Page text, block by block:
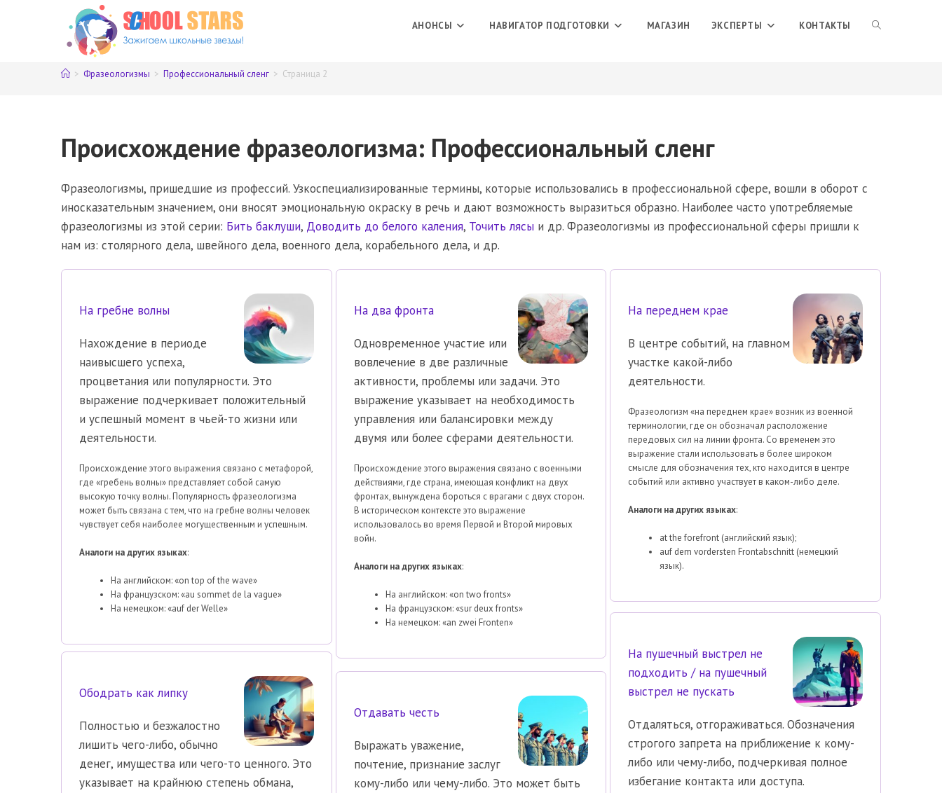
АНОНСЫ НАВИГАТОР ПОДГОТОВКИ МАГАЗИН ЭКСПЕРТЫ КОНТАКТЫ ПЕРЕКЛЮЧИТЬ
> Фразеологизмы > Профессиональный сленг > Страница 2
Происхождение фразеологизма: Профессиональный сленг
Фразеологизмы, пришедшие из профессий. Узкоспециализированные термины, которые использовались в профессиональной сфере, вошли в оборот с
иносказательным значением, они вносят эмоциональную окраску в речь и дают возможность выразиться образно. Наиболее часто употребляемые
фразеологизмы из этой серии: Бить баклуши, Доводить до белого каления, Точить лясы и др. Фразеологизмы из профессиональной сферы пришли к
нам из: столярного дела, швейного дела, военного дела, корабельного дела, и др.
На гребне волны
Нахождение в периоде
наивысшего успеха,
процветания или популярности. Это
выражение подчеркивает положительный
и успешный момент в чьей-то жизни или
деятельности.
Происхождение этого выражения связано с метафорой,
где «гребень волны» представляет собой самую
высокую точку волны. Популярность фразеологизма
может быть связана с тем, что на гребне волны человек
чувствует себя наиболее могущественным и успешным.
Аналоги на других языках:
На английском: «on top of the wave»
На французском: «au sommet de la vague»
На немецком: «auf der Welle»
На два фронта
Одновременное участие или
вовлечение в две различные
активности, проблемы или задачи. Это
выражение указывает на необходимость
управления или балансировки между
двумя или более сферами деятельности.
Происхождение этого выражения связано с военными
действиями, где страна, имеющая конфликт на двух
фронтах, вынуждена бороться с врагами с двух сторон.
В историческом контексте это выражение
использовалось во время Первой и Второй мировых
войн.
Аналоги на других языках:
На английском: «on two fronts»
На французском: «sur deux fronts»
На немецком: «an zwei Fronten»
На переднем крае
В центре событий, на главном
участке какой-либо
деятельности.
Фразеологизм «на переднем крае» возник из военной
терминологии, где он обозначал расположение
передовых сил на линии фронта. Со временем это
выражение стали использовать в более широком
смысле для обозначения тех, кто находится в центре
событий или активно участвует в каком-либо деле.
Аналоги на других языках:
at the forefront (английский язык);
auf dem vordersten Frontabschnitt (немецкий
язык).
На пушечный выстрел не
подходить / на пушечный
выстрел не пускать
Отдаляться, отгораживаться. Обозначения
строгого запрета на приближение к кому-
либо или чему-либо, подчеркивая полное
избегание контакта или доступа.
Ободрать как липку
Полностью и безжалостно
лишить чего-либо, обычно
денег, имущества или чего-то ценного. Это
указывает на крайнюю степень обмана,
Отдавать честь
Выражать уважение,
почтение, признание заслуг
кому-либо или чему-либо. Это может быть